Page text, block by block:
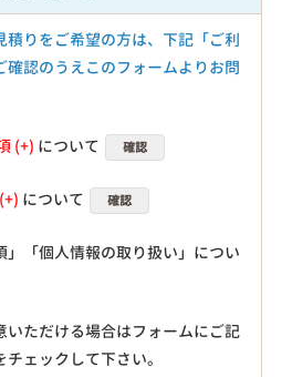
積りをご希望の方は、下記「ご利
認のうえこのフォームよりお問
について 確認
について 確認
」「個人情報の取り扱い」につい
いただける場合はフォームにご記
ェックして下さい。